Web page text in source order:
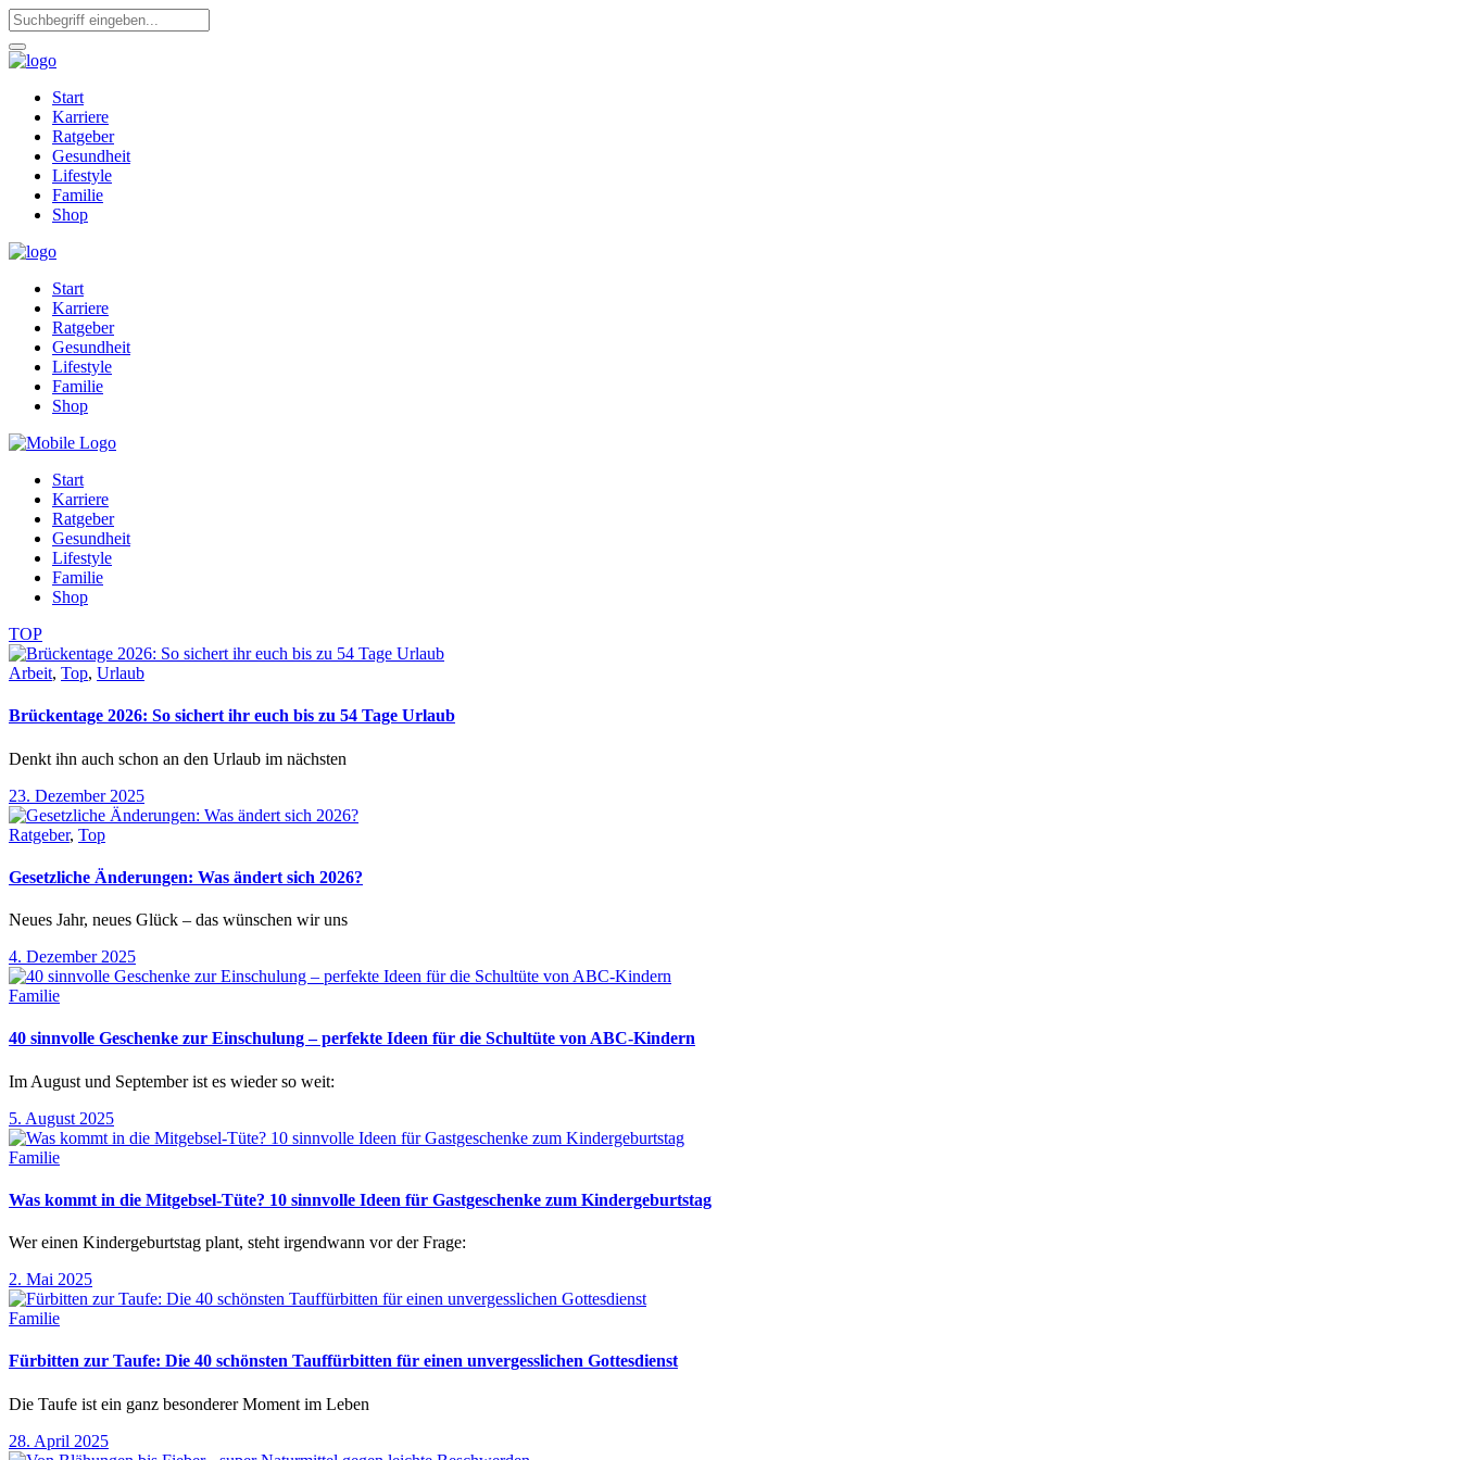
Start
Karriere
Ratgeber
Gesundheit
Lifestyle
Familie
Shop
Start
Karriere
Ratgeber
Gesundheit
Lifestyle
Familie
Shop
Start
Karriere
Ratgeber
Gesundheit
Lifestyle
Familie
Shop
TOP
Arbeit, Top, Urlaub
Brückentage 2026: So sichert ihr euch bis zu 54 Tage Urlaub
Denkt ihn auch schon an den Urlaub im nächsten
23. Dezember 2025
Ratgeber, Top
Gesetzliche Änderungen: Was ändert sich 2026?
Neues Jahr, neues Glück – das wünschen wir uns
4. Dezember 2025
Familie
40 sinnvolle Geschenke zur Einschulung – perfekte Ideen für die Schultüte von ABC-Kindern
Im August und September ist es wieder so weit:
5. August 2025
Familie
Was kommt in die Mitgebsel-Tüte? 10 sinnvolle Ideen für Gastgeschenke zum Kindergeburtstag
Wer einen Kindergeburtstag plant, steht irgendwann vor der Frage:
2. Mai 2025
Familie
Fürbitten zur Taufe: Die 40 schönsten Tauffürbitten für einen unvergesslichen Gottesdienst
Die Taufe ist ein ganz besonderer Moment im Leben
28. April 2025